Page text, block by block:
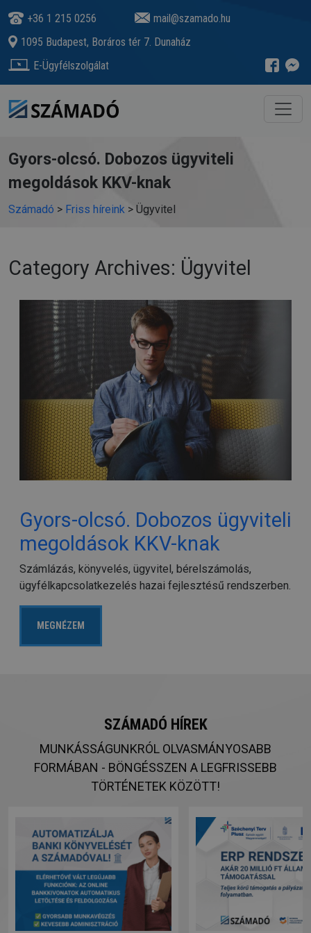
+36 1 215 0256
mail@szamado.hu
1095 Budapest, Boráros tér 7. Dunaház
E-Ügyfélszolgálat
Gyors-olcsó. Dobozos ügyviteli
megoldások KKV-knak
Számadó > Friss híreink > Ügyvitel
Category Archives: Ügyvitel
Gyors-olcsó. Dobozos ügyviteli
megoldások KKV-knak
Számlázás, könyvelés, ügyvitel, bérelszámolás,
ügyfélkapcsolatkezelés hazai fejlesztésű rendszerben.
MEGNÉZEM
SZÁMADÓ HÍREK
MUNKÁSSÁGUNKRÓL OLVASMÁNYOSABB
FORMÁBAN - BÖNGÉSSZEN A LEGFRISSEBB
TÖRTÉNETEK KÖZÖTT!